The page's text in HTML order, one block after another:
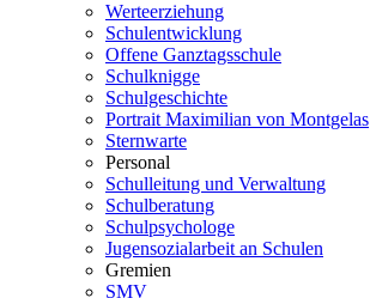
Werteerziehung
Schulentwicklung
Offene Ganztagsschule
Schulknigge
Schulgeschichte
Portrait Maximilian von Montgelas
Sternwarte
Personal
Schulleitung und Verwaltung
Schulberatung
Schulpsychologe
Jugensozialarbeit an Schulen
Gremien
SMV